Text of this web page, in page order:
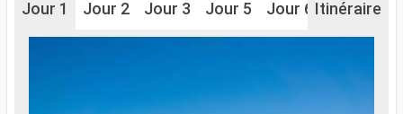
Jour 1 Jour 2 Jour 3 Jour 5 Jour 6 Jour 7
Itinéraire